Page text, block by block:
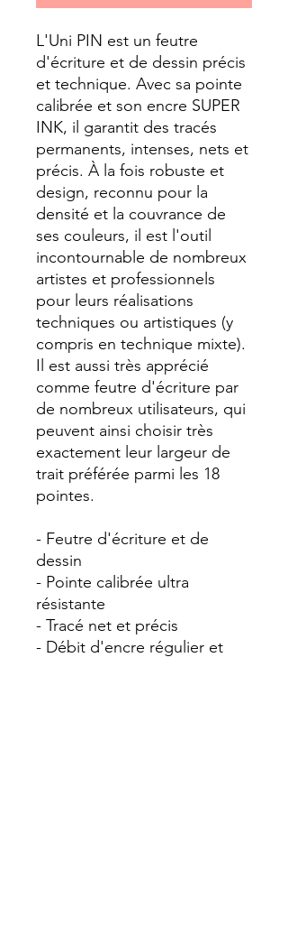
L'Uni PIN est un feutre
d'écriture et de dessin précis
et technique. Avec sa pointe
calibrée et son encre SUPER
INK, il garantit des tracés
permanents, intenses, nets et
précis. À la fois robuste et
design, reconnu pour la
densité et la couvrance de
ses couleurs, il est l'outil
incontournable de nombreux
artistes et professionnels
pour leurs réalisations
techniques ou artistiques (y
compris en technique mixte).
Il est aussi très apprécié
comme feutre d'écriture par
de nombreux utilisateurs, qui
peuvent ainsi choisir très
exactement leur largeur de
trait préférée parmi les 18
pointes.
- Feutre d'écriture et de
dessin
- Pointe calibrée ultra
résistante
- Tracé net et précis
- Débit d'encre régulier et